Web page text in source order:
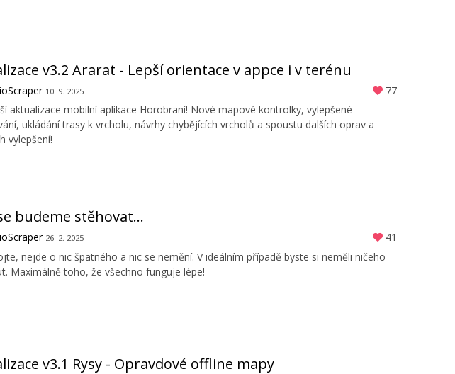
v3.2 Ararat - Lepší orientace v appce i v terénu
10. 9. 2025
77
aktualizace mobilní aplikace Horobraní! Nové mapové kontrolky, vylepšené
ukládání trasy k vrcholu, návrhy chybějících vrcholů a spoustu dalších oprav a
vylepšení!
budeme stěhovat...
26. 2. 2025
41
nejde o nic špatného a nic se nemění. V ideálním případě byste si neměli ničeho
Maximálně toho, že všechno funguje lépe!
v3.1 Rysy - Opravdové offline mapy